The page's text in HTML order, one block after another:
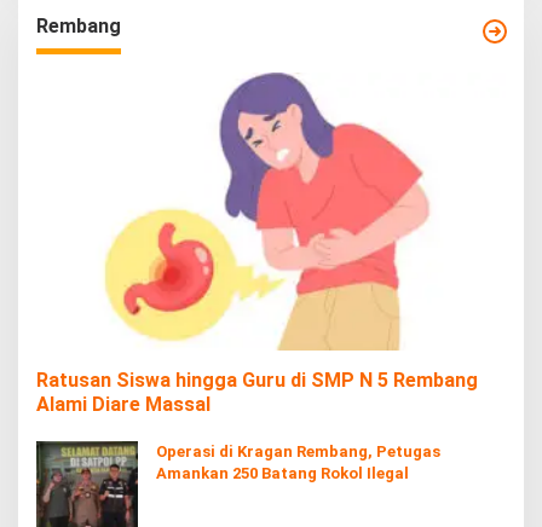
Rembang
Ratusan Siswa hingga Guru di SMP N 5 Rembang
Alami Diare Massal
Operasi di Kragan Rembang, Petugas
Amankan 250 Batang Rokol Ilegal